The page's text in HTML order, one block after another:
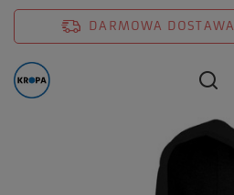
DARMOWA DOSTAWA